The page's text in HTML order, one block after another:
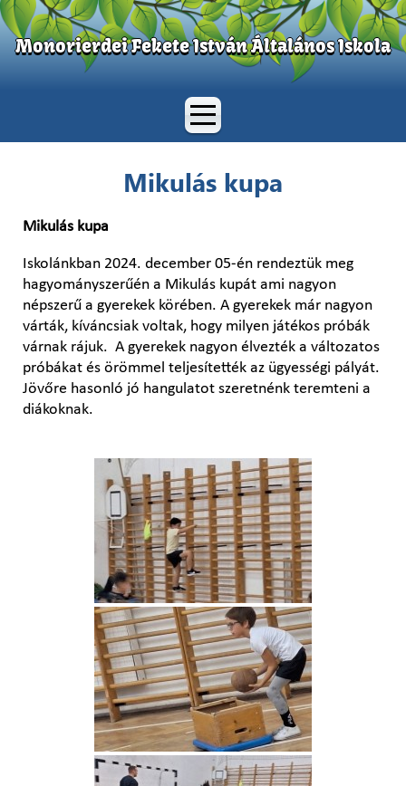
Monorierdei Fekete István Általános Iskola
Mikulás kupa
Mikulás kupa
Iskolánkban 2024. december 05-én rendeztük meg
hagyományszerűén a Mikulás kupát ami nagyon
népszerű a gyerekek körében. A gyerekek már nagyon
várták, kíváncsiak voltak, hogy milyen játékos próbák
várnak rájuk. A gyerekek nagyon élvezték a változatos
próbákat és örömmel teljesítették az ügyességi pályát.
Jövőre hasonló jó hangulatot szeretnénk teremteni a
diákoknak.